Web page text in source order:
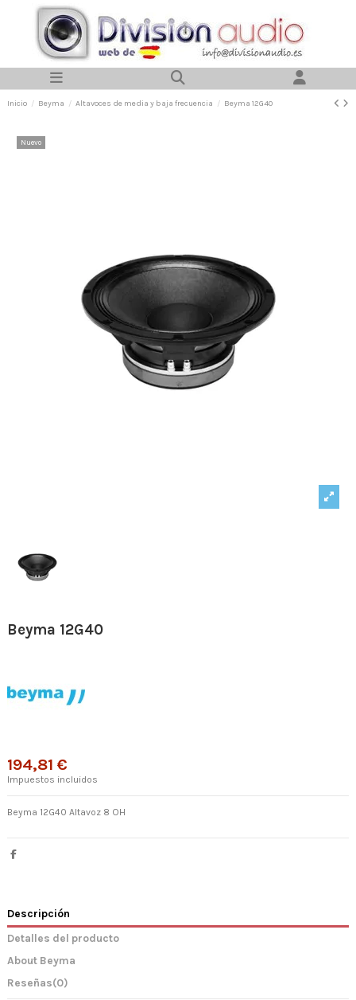
Inicio Beyma Altavoces de media y baja frecuencia Beyma 12G40
Nuevo
Beyma 12G40
194,81 €
Impuestos incluidos
Beyma 12G40 Altavoz 8 OH
Descripción
Detalles del producto
About Beyma
Reseñas(0)